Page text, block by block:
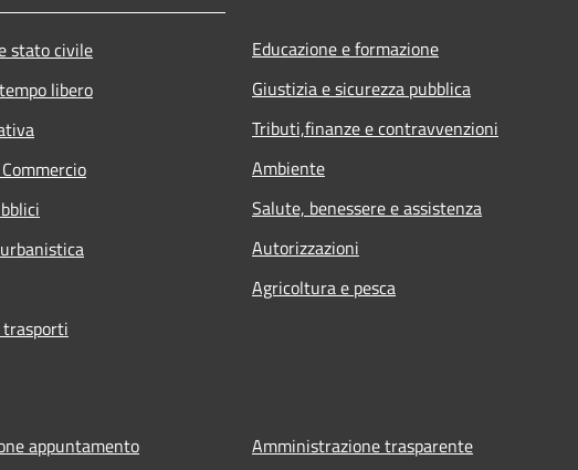
stato civile
libero
Educazione e formazione
Giustizia e sicurezza pubblica
Tributi,finanze e contravvenzioni
Ambiente
Salute, benessere e assistenza
Autorizzazioni
Agricoltura e pesca
appuntamento Amministrazione trasparente